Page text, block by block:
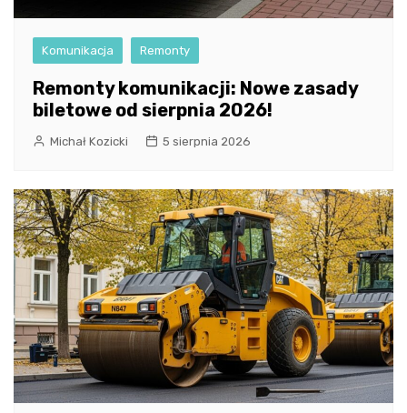
Komunikacja Remonty
Remonty komunikacji: Nowe zasady
biletowe od sierpnia 2026!
Michał Kozicki 5 sierpnia 2026